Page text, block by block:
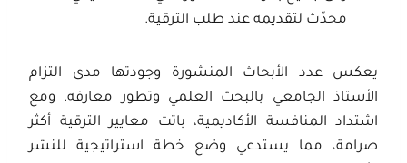
محدّث لتقديمه عند طلب الترقية.
يعكس عدد الأبحاث المنشورة وجودتها مدى التزام
الأستاذ الجامعي بالبحث العلمي وتطور معارفه. ومع
اشتداد المنافسة الأكاديمية، باتت معايير الترقية أكثر
صرامة، مما يستدعي وضع خطة استراتيجية للنشر